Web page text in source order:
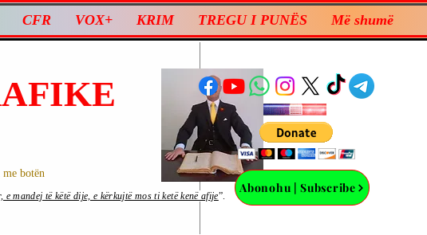
CFR VOX+ KRIM TREGU I PUNËS Më shumë
me botën
Abonohu | Subscribe
mandej të këtë dije, e kërkujtë mos ti ketë kenë afije”.